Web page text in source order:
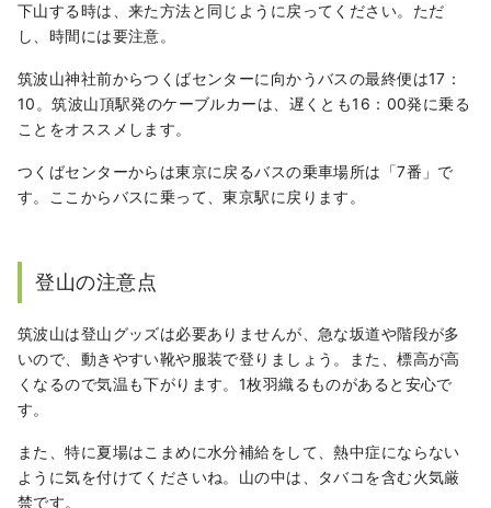
下山する時は、来た方法と同じように戻ってください。ただ
し、時間には要注意。
筑波山神社前からつくばセンターに向かうバスの最終便は17：
10。筑波山頂駅発のケーブルカーは、遅くとも16：00発に乗る
ことをオススメします。
つくばセンターからは東京に戻るバスの乗車場所は「7番」で
す。ここからバスに乗って、東京駅に戻ります。
登山の注意点
筑波山は登山グッズは必要ありませんが、急な坂道や階段が多
いので、動きやすい靴や服装で登りましょう。また、標高が高
くなるので気温も下がります。1枚羽織るものがあると安心で
す。
また、特に夏場はこまめに水分補給をして、熱中症にならない
ように気を付けてくださいね。山の中は、タバコを含む火気厳
禁です。